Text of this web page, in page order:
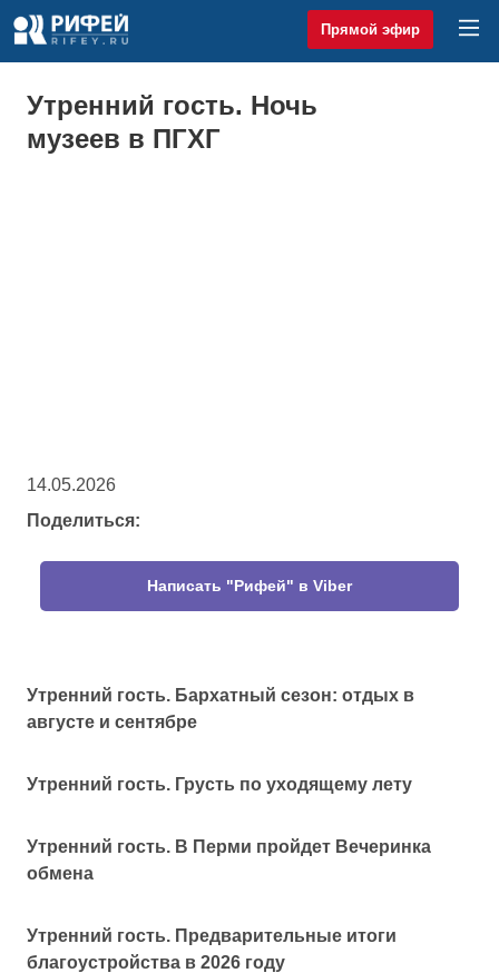
Прямой эфир
Утренний гость. Ночь
музеев в ПГХГ
14.05.2026
Поделиться:
Написать "Рифей" в Viber
Утренний гость. Бархатный сезон: отдых в
августе и сентябре
Утренний гость. Грусть по уходящему лету
Утренний гость. В Перми пройдет Вечеринка
обмена
Утренний гость. Предварительные итоги
благоустройства в 2026 году